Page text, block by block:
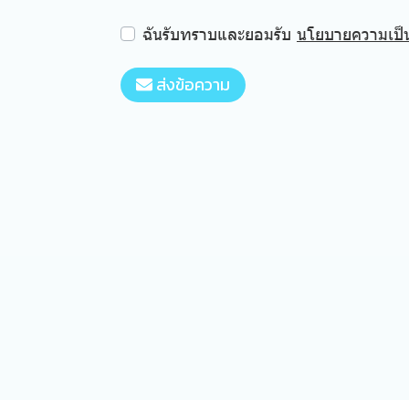
ฉันรับทราบและยอมรับ นโยบายความเ
ส่งข้อความ